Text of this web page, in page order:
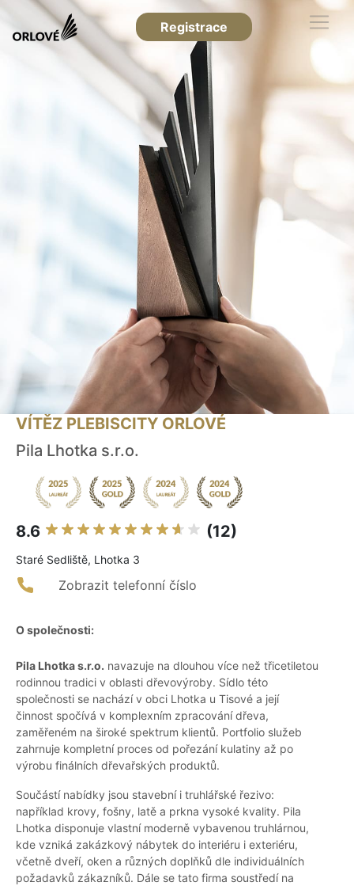
Registrace
VÍTĚZ PLEBISCITY ORLOVÉ
Pila Lhotka s.r.o.
8.6 (12)
Staré Sedliště, Lhotka 3
Zobrazit telefonní číslo
O společnosti:
Pila Lhotka s.r.o. navazuje na dlouhou více než třicetiletou
rodinnou tradici v oblasti dřevovýroby. Sídlo této
společnosti se nachází v obci Lhotka u Tisové a její
činnost spočívá v komplexním zpracování dřeva,
zaměřeném na široké spektrum klientů. Portfolio služeb
zahrnuje kompletní proces od pořezání kulatiny až po
výrobu finálních dřevařských produktů.
Součástí nabídky jsou stavební i truhlářské řezivo:
například krovy, fošny, latě a prkna vysoké kvality. Pila
Lhotka disponuje vlastní moderně vybavenou truhlárnou,
kde vzniká zakázkový nábytek do interiéru i exteriéru,
včetně dveří, oken a různých doplňků dle individuálních
požadavků zákazníků. Dále se tato firma soustředí na